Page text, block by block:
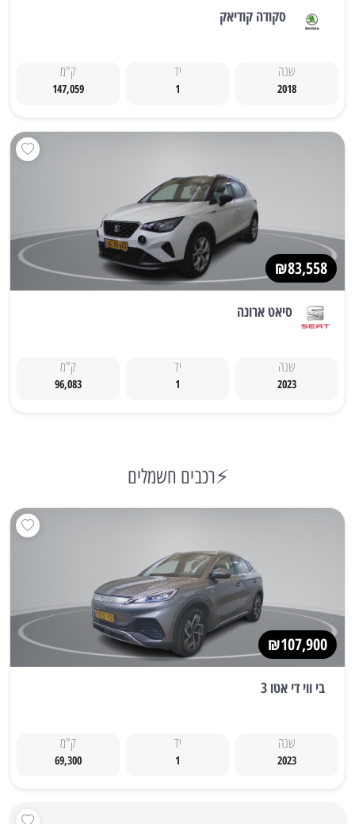
סקודה קודיאק
שנה
2018
יד
1
ק"מ
147,059
₪83,558
סיאט ארונה
שנה
2023
יד
1
ק"מ
96,083
⚡רכבים חשמלים
₪107,900
בי ווי די אטו 3
שנה
2023
יד
1
ק"מ
69,300